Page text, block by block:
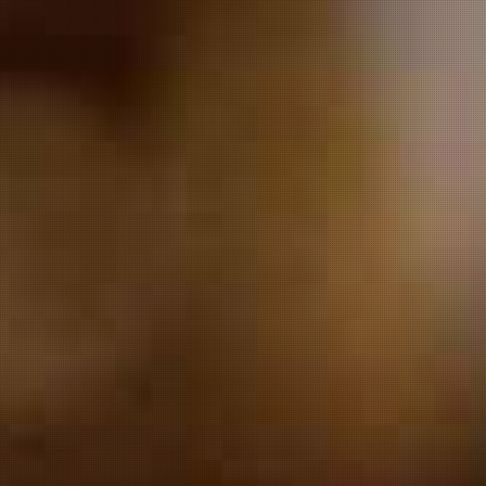
Brewery
Archive by category "Конкурс"
4
Победитель
Назван победитель конкурса
фотографии за октябрь.